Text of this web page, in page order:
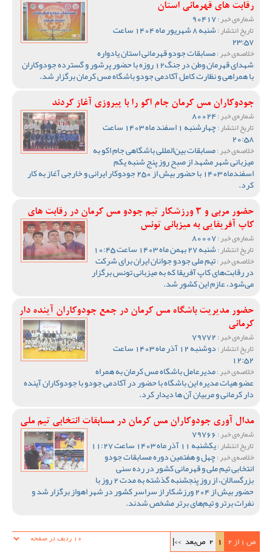
رقابت های قهرمانی استان
شماره‌ی خبر :
تاریخ انتشار : شنبه 8 شهریور ماه 1404 ساعت
23:57
خلاصه‌ی خبر :مسابقات جودو قهرمانی استان یادواره
شهدای قهرمان وطن در جنگ‌12 روزه با حضور پرشور و گسترده جودوکاران
با همراهی و نظارت کامل آکادمی جودو باشگاه مس کرمان برگزار شد.
جودوکاران مس کرمان جام اکو را با پیروزی آغاز کردند
شماره‌ی خبر :
تاریخ انتشار : چهارشنبه 1 اسفند ماه 1403 ساعت
20:58
خلاصه‌ی خبر :مسابقات بین‌المللی باشگاهی جام اکو به
میزبانی شهر مشهد از صبح روز پنج شنبه یکم
اسفندماه 1403 با حضور بیش از 250 جودوکار ایرانی و خارجی آغاز به کار
کرد.
حضور مربی و 3 ورزشکار تیم جودو مس کرمان در رقابت های
کاپ آفریقایی به میزبانی تونس
شماره‌ی خبر :
تاریخ انتشار :شنبه 27 بهمن ماه 1403 ساعت 10:45
خلاصه‌ی خبر :تیم ملی جودو جوانان ایران برای شرکت
در رقابت‌های کاپ آفریقا که به میزبانی تونس برگزار
می‌شود، عازم این کشور شد.
حضور مدیریت باشگاه مس کرمان در جمع جودوکاران آینده دار
کرمانی
شماره‌ی خبر :
تاریخ انتشار : دوشنبه 12 آذر ماه 1403 ساعت
12:52
خلاصه‌ی خبر :مدیرعامل باشگاه مس کرمان به همراه
عضو هیات مدیره این باشگاه با حضور در آکادمی جودو با جودوکاران آینده
دار کرمانی و مربیان آن ها دیدار کرد.
مدال آوری جودوکاران مس کرمان در مسابقات انتخابی تیم ملی
شماره‌ی خبر :
تاریخ انتشار :یکشنبه 11 آذر ماه 1403 ساعت 11:27
خلاصه‌ی خبر :چهل و هفتمین دوره مسابقات جودو
انتخابی تیم ملی و قهرمانی کشور در رده سنی
بزرگسالان، از روز پنجشنبه گذشته به مدت 2 روز با
حضور بیش از 204 ورزشکار از سراسر کشور در شهر اهواز برگزار شد و
نفرات برتر و تیم‌های برتر مشخص شدند.
ص 1 از 2 1
2 ص‌بعد >>|